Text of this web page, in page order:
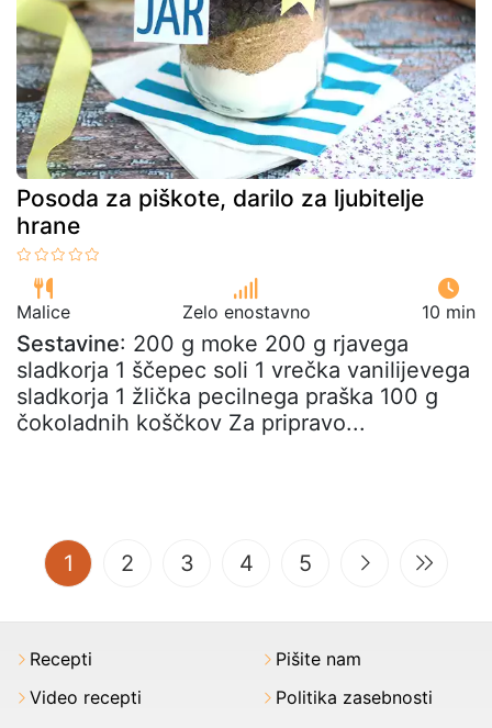
Posoda za piškote, darilo za ljubitelje
hrane
Malice Zelo enostavno 10 min
Sestavine: 200 g moke 200 g rjavega
sladkorja 1 ščepec soli 1 vrečka vanilijevega
sladkorja 1 žlička pecilnega praška 100 g
čokoladnih koščkov Za pripravo...
1 (current)
2 3 4 5
Recepti
Video recepti
Pišite nam
Politika zasebnosti